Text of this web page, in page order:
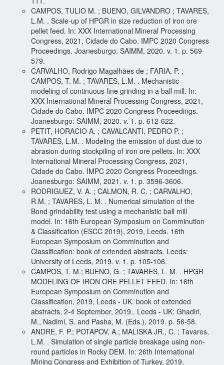
CAMPOS, TULIO M. ; BUENO, GILVANDRO ; TAVARES,
L.M. . Scale-up of HPGR in size reduction of iron ore
pellet feed. In: XXX International Mineral Processing
Congress, 2021, Cidade do Cabo. IMPC 2020 Congress
Proceedings. Joanesburgo: SAIMM, 2020. v. 1. p. 569-
579.
CARVALHO, Rodrigo Magalhães de ; FARIA, P. ;
CAMPOS, T. M. ; TAVARES, L.M. . Mechanistic
modeling of continuous fine grinding in a ball mill. In:
XXX International Mineral Processing Congress, 2021,
Cidade do Cabo. IMPC 2020 Congress Proceedings.
Joanesburgo: SAIMM, 2020. v. 1. p. 612-622.
PETIT, HORACIO A. ; CAVALCANTI, PEDRO P. ;
TAVARES, L.M. . Modeling the emission of dust due to
abrasion during stockpiling of iron ore pellets. In: XXX
International Mineral Processing Congress, 2021,
Cidade do Cabo. IMPC 2020 Congress Proceedings.
Joanesburgo: SAIMM, 2021. v. 1. p. 3596-3606.
RODRIGUEZ, V. A. ; CALMON, R. C. ; CARVALHO,
R.M. ; TAVARES, L. M. . Numerical simulation of the
Bond grindability test using a mechanistic ball mill
model. In: 16th European Symposium on Comminution
& Classification (ESCC 2019), 2019, Leeds. 16th
European Symposium on Comminution and
Classification: book of extended abstracts. Leeds:
University of Leeds, 2019. v. 1. p. 105-106.
CAMPOS, T. M.; BUENO, G. ; TAVARES, L. M. . HPGR
MODELING OF IRON ORE PELLET FEED. In: 16th
European Symposium on Comminution and
Classification, 2019, Leeds - UK. book of extended
abstracts, 2-4 September, 2019.. Leeds - UK: Ghadiri,
M., Nadimi, S. and Pasha, M. (Eds.), 2019. p. 56-58.
ANDRE, F. P.; POTAPOV, A.; MALISKA JR., C. ; Tavares,
L.M. . Simulation of single particle breakage using non-
round particles in Rocky DEM. In: 26th International
Mining Congress and Exhibition of Turkey, 2019,